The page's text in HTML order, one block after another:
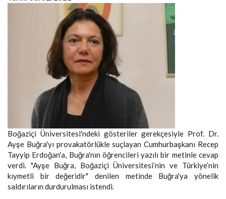
Boğaziçi Üniversitesi'ndeki gösteriler gerekçesiyle Prof. Dr.
Ayşe Buğra'yı provakatörlükle suçlayan Cumhurbaşkanı Recep
Tayyip Erdoğan'a, Buğra'nın öğrencileri yazılı bir metinle cevap
verdi. "Ayşe Buğra, Boğaziçi Üniversitesi’nin ve Türkiye’nin
kıymetli bir değeridir" denilen metinde Buğra'ya yönelik
saldırıların durdurulması istendi.